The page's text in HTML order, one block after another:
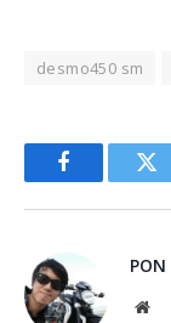
desmo450 sm
Facebook